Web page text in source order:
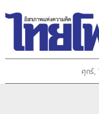
ศุกร์,